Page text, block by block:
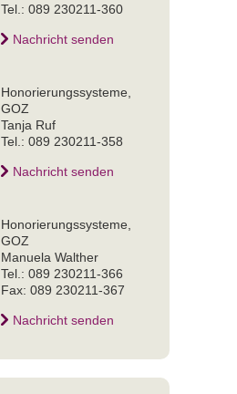
Tel.: 089 230211-360
Nachricht senden
Honorierungssysteme,
GOZ
Tanja Ruf
Tel.: 089 230211-358
Nachricht senden
Honorierungssysteme,
GOZ
Manuela Walther
Tel.: 089 230211-366
Fax: 089 230211-367
Nachricht senden